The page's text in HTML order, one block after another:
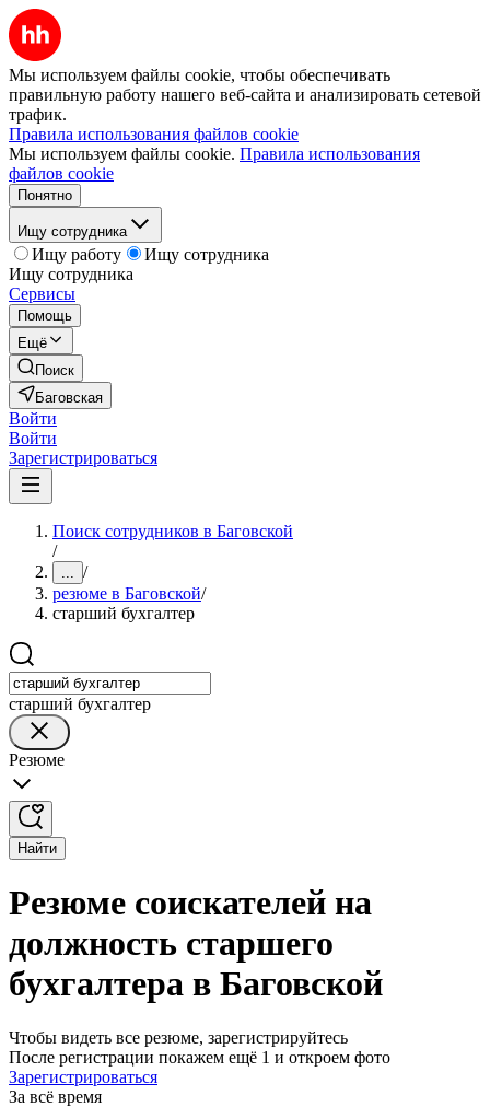
Мы используем файлы cookie, чтобы обеспечивать
правильную работу нашего веб-сайта и анализировать сетевой
трафик.
Правила использования файлов cookie
Мы используем файлы cookie. Правила использования
файлов cookie
Понятно
Ищу сотрудника
Ищу работу
Ищу сотрудника
Ищу сотрудника
Сервисы
Помощь
Ещё
Поиск
Баговская
Войти
Войти
Зарегистрироваться
Поиск сотрудников в Баговской
/
... /
резюме в Баговской/
старший бухгалтер
старший бухгалтер
Резюме
Найти
Резюме соискателей на
должность старшего
бухгалтера в Баговской
Чтобы видеть все резюме, зарегистрируйтесь
После регистрации покажем ещё 1 и откроем фото
Зарегистрироваться
За всё время